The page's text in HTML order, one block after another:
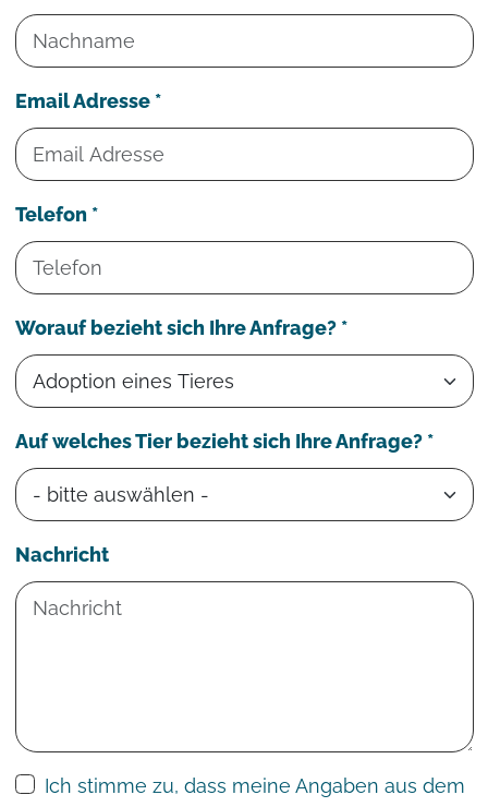
Email Adresse *
Telefon *
Worauf bezieht sich Ihre Anfrage? *
Auf welches Tier bezieht sich Ihre Anfrage? *
Nachricht
Ich stimme zu, dass meine Angaben aus dem